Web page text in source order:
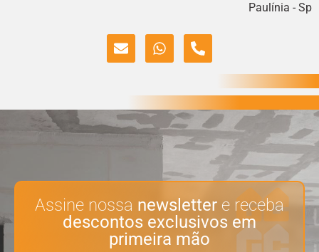
Paulínia - Sp
Assine nossa newsletter e receba
descontos exclusivos em
primeira mão